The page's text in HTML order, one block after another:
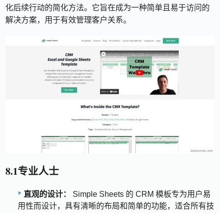
化后续行动的简化方法。它旨在成为一种简单且易于访问的
解决方案，用于有效管理客户关系。
8.1专业人士
直观的设计：
Simple Sheets 的 CRM 模板专为用户易
用性而设计，具有清晰的布局和简单的功能，适合所有技